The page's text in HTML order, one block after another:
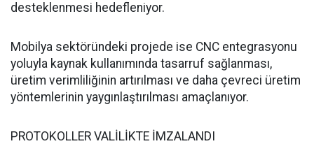
desteklenmesi hedefleniyor.
Mobilya sektöründeki projede ise CNC entegrasyonu
yoluyla kaynak kullanımında tasarruf sağlanması,
üretim verimliliğinin artırılması ve daha çevreci üretim
yöntemlerinin yaygınlaştırılması amaçlanıyor.
PROTOKOLLER VALİLİKTE İMZALANDI